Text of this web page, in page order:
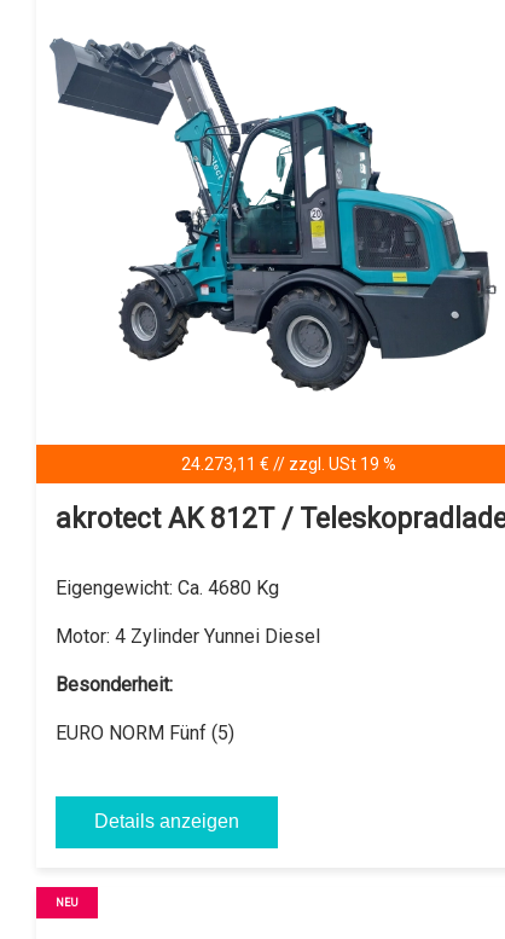
24.273,11 € // zzgl. USt 19 %
akrotect AK 812T /
Eigengewicht: Ca. 4680 Kg
Motor: 4 Zylinder Yunnei Diesel
Besonderheit:
EURO NORM Fünf (5)
Details anzeigen
NEU